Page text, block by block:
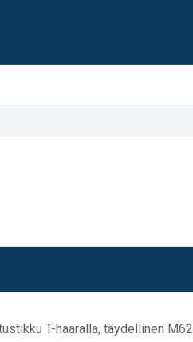
T-haaralla, täydellinen M62